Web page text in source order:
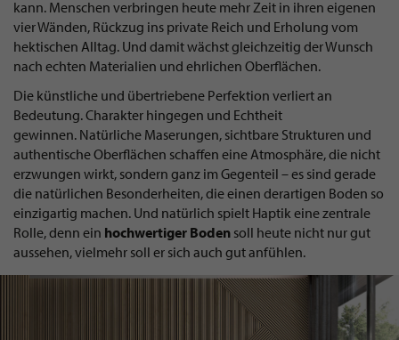
kann. Menschen verbringen heute mehr Zeit in ihren eigenen
vier Wänden, Rückzug ins private Reich und Erholung vom
hektischen Alltag. Und damit wächst gleichzeitig der Wunsch
nach echten Materialien und ehrlichen Oberflächen.
Die künstliche und übertriebene Perfektion verliert an
Bedeutung. Charakter hingegen und Echtheit
gewinnen. Natürliche Maserungen, sichtbare Strukturen und
authentische Oberflächen schaffen eine Atmosphäre, die nicht
erzwungen wirkt, sondern ganz im Gegenteil – es sind gerade
die natürlichen Besonderheiten, die einen derartigen Boden so
einzigartig machen. Und natürlich spielt Haptik eine zentrale
Rolle, denn ein hochwertiger Boden soll heute nicht nur gut
aussehen, vielmehr soll er sich auch gut anfühlen.